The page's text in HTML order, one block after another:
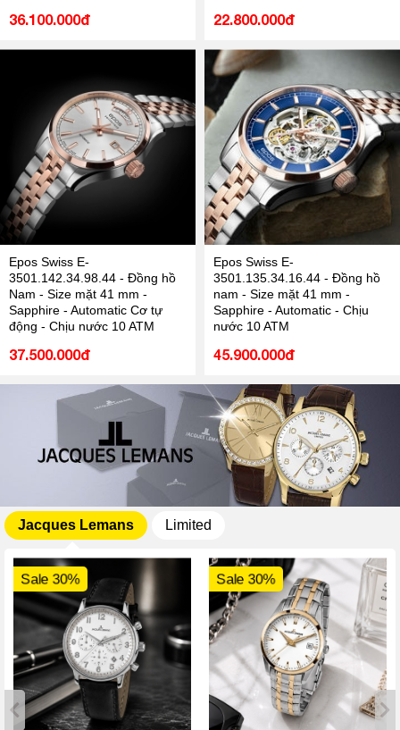
36.100.000đ 22.800.000đ
Epos Swiss E-
3501.142.34.98.44 - Đồng hồ
Nam - Size mặt 41 mm -
Sapphire - Automatic Cơ tự
động - Chịu nước 10 ATM
37.500.000đ
Epos Swiss E-
3501.135.34.16.44 - Đồng hồ
nam - Size mặt 41 mm -
Sapphire - Automatic - Chịu
nước 10 ATM
45.900.000đ
Jacques Lemans Limited
Sale 30% Sale 30%